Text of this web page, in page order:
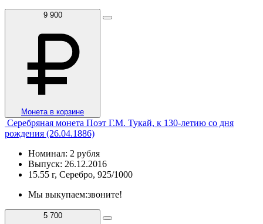
9 900
Монета в корзине
Серебряная монета Поэт Г.М. Тукай, к 130-летию со дня
рождения (26.04.1886)
Номинал: 2 рубля
Выпуск: 26.12.2016
15.55 г, Серебро, 925/1000
Мы выкупаем:звоните!
5 700